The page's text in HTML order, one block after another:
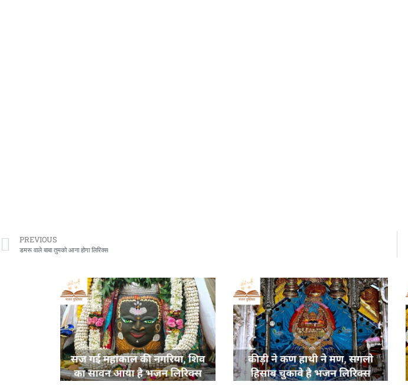
PREVIOUS
डमरू वाले बाबा तुमको आना होगा लिरिक्स